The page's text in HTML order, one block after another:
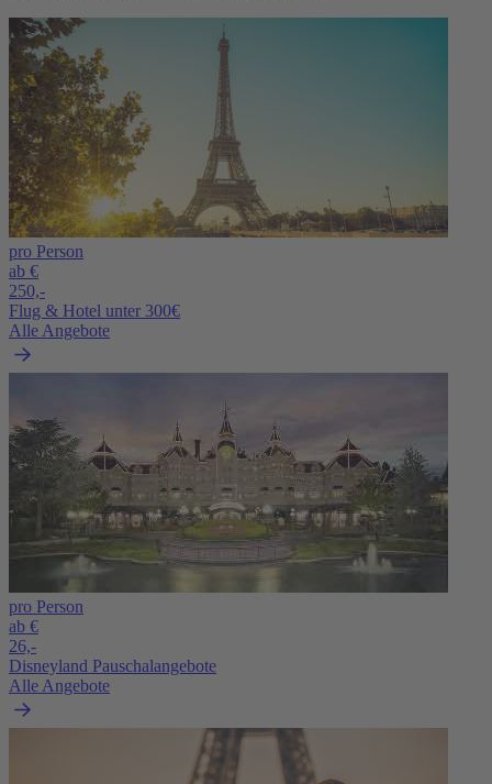
pro Person
ab €
250,-
Flug & Hotel unter 300€
Alle Angebote
pro Person
ab €
26,-
Disneyland Pauschalangebote
Alle Angebote